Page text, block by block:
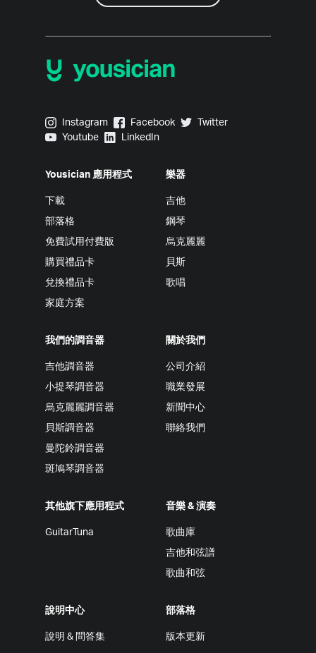
Yousician on Instagram
Instagram Yousician on Facebook
Facebook Yousician on Twitter
Twitter
Yousician on Youtube
Youtube Yousician on LinkedIn
LinkedIn
Yousician 應用程式
下載
部落格
免費試用付費版
購買禮品卡
兌換禮品卡
家庭方案
樂器
吉他
鋼琴
烏克麗麗
貝斯
歌唱
我們的調音器
吉他調音器
小提琴調音器
烏克麗麗調音器
貝斯調音器
曼陀鈴調音器
斑鳩琴調音器
關於我們
公司介紹
職業發展
新聞中心
聯絡我們
其他旗下應用程式
GuitarTuna
音樂 & 演奏
歌曲庫
吉他和弦譜
歌曲和弦
說明中心
說明 & 問答集
部落格
版本更新